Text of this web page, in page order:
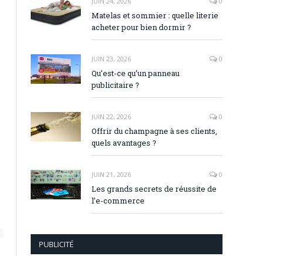
Matelas et sommier : quelle literie
acheter pour bien dormir ?
JUIN 23, 2026 0
Qu’est-ce qu’un panneau
publicitaire ?
JUIN 22, 2026 0
Offrir du champagne à ses clients,
quels avantages ?
JUIN 21, 2026 0
Les grands secrets de réussite de
l’e-commerce
PUBLICITÉ